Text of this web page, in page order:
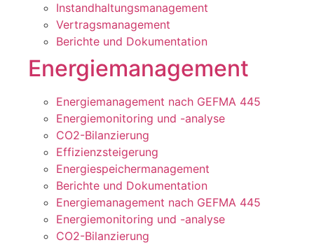
Instandhaltungsmanagement
Vertragsmanagement
Berichte und Dokumentation
Energiemanagement
Energiemanagement nach GEFMA 445
Energiemonitoring und -analyse
CO2-Bilanzierung
Effizienzsteigerung
Energiespeichermanagement
Berichte und Dokumentation
Energiemanagement nach GEFMA 445
Energiemonitoring und -analyse
CO2-Bilanzierung